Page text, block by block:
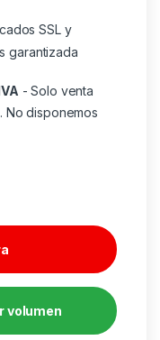
SSL y
garantizada
- Solo venta
No disponemos
volumen